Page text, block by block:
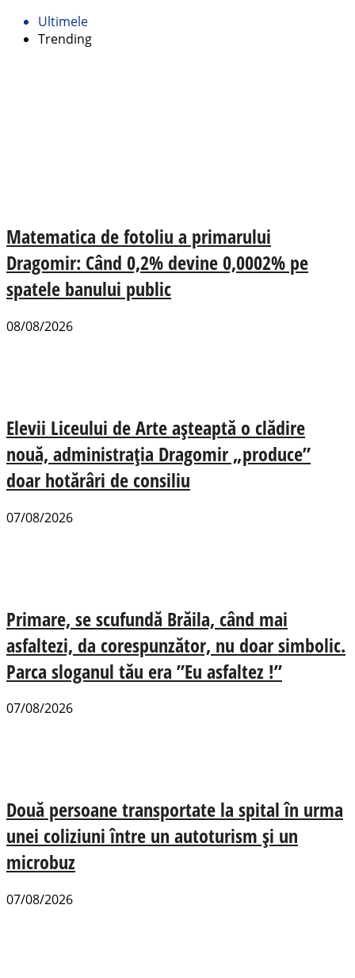
Ultimele
Trending
Matematica de fotoliu a primarului
Dragomir: Când 0,2% devine 0,0002% pe
spatele banului public
08/08/2026
Elevii Liceului de Arte așteaptă o clădire
nouă, administrația Dragomir „produce”
doar hotărâri de consiliu
07/08/2026
Primare, se scufundă Brăila, când mai
asfaltezi, da corespunzător, nu doar simbolic.
Parca sloganul tău era ”Eu asfaltez !”
07/08/2026
Două persoane transportate la spital în urma
unei coliziuni între un autoturism și un
microbuz
07/08/2026